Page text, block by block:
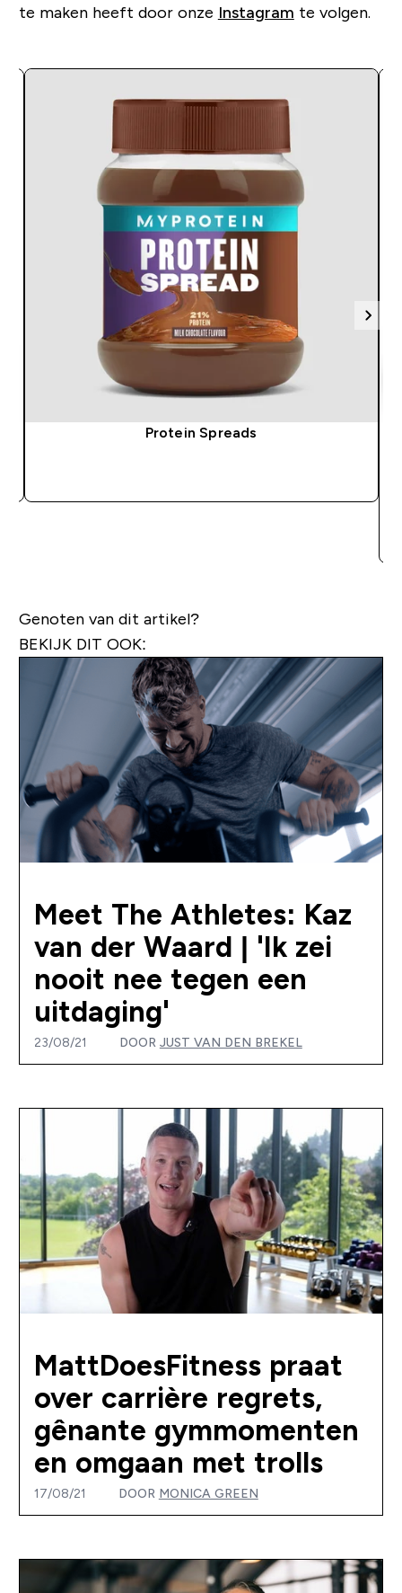
te maken heeft door onze Instagram te volgen.
Protein Spreads
Genoten van dit artikel?
BEKIJK DIT OOK:
Meet The Athletes: Kaz
van der Waard | 'Ik zei
nooit nee tegen een
uitdaging'
23/08/21 DOOR JUST VAN DEN BREKEL
MattDoesFitness praat
over carrière regrets,
gênante gymmomenten
en omgaan met trolls
17/08/21 DOOR MONICA GREEN